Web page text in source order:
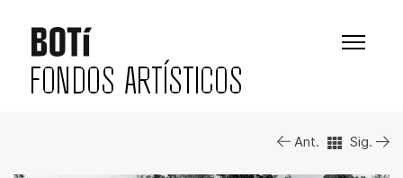
FONDOS ARTÍSTICOS
Ant. Sig.